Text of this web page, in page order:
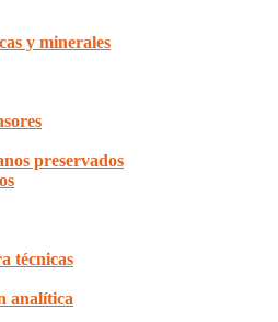
y minerales
preservados
técnicas
analítica